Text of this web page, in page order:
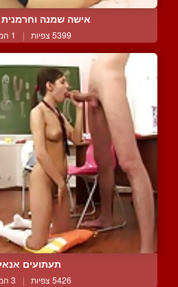
אישה שמנה
5399 צפיות | 1 המלצות
תעתועים
5426 צפיות | 3 המלצות